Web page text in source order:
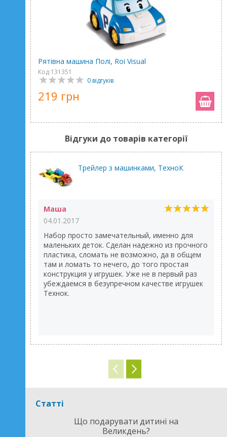
Рятівна машина Полі, Roi Visual
Код 131351
0 відгуків
219 грн
Відгуки до товарів категорії
Трейлер з машинками, ТехноК
Маша
04.01.2017
Набор просто замечательный, именно для
маленьких деток. Сделан надежно из прочного
пластика, сломать не возможно, да в общем
там и ломать то нечего, до того простая
конструкция у игрушек. Уже не в первый раз
убеждаемся в безупречном качестве игрушек
Технок.
Статті
Що подарувати дитині на
Великдень?